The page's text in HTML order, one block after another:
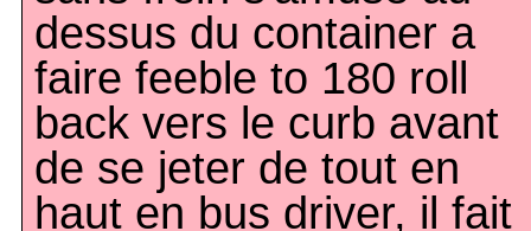
dessus du container a
faire feeble to 180 roll
back vers le curb avant
de se jeter de tout en
haut en bus driver, il fait